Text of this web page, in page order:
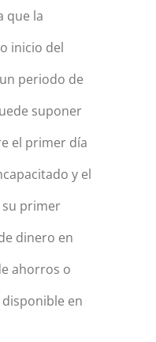
que la
inicio del
periodo de
suponer
el primer día
y el
primer
dinero en
ahorros o
en